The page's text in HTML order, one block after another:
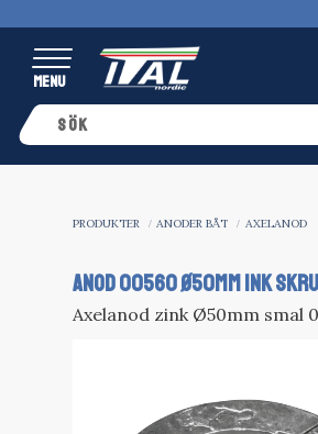
Meny
PRODUKTER ANODER BÅT AXELANOD
ANOD 00560 Ø50MM INK
Axelanod zink Ø50mm